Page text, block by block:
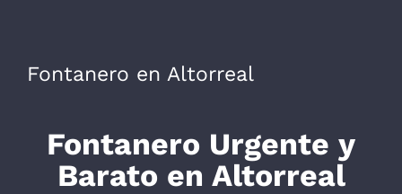
Fontanero en Altorreal
Fontanero Urgente y
Barato en Altorreal